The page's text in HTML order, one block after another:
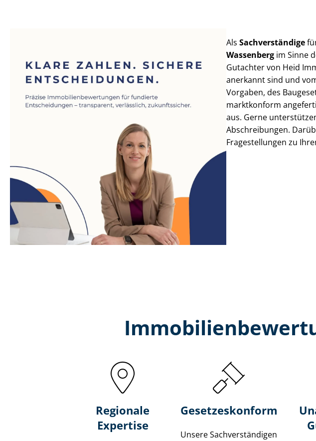
AlsSachverständige
Wassenberg im Sinne
Gutachter von Heid
anerkannt sind und
Vorgaben, des
marktkonform
aus. Gerne
Abschreibungen.
Fragestellungen zu
Regionale
Expertise
Gesetzes­konform
Unsere Sach­ver­stän­di­gen